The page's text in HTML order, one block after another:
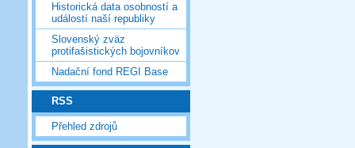
Historická data osobností a
událostí naší republiky
Slovenský zväz
protifašistických bojovníkov
Nadační fond REGI Base
RSS
Přehled zdrojů